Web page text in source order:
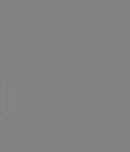
び本製品が全
ては機器・装
用ください。・